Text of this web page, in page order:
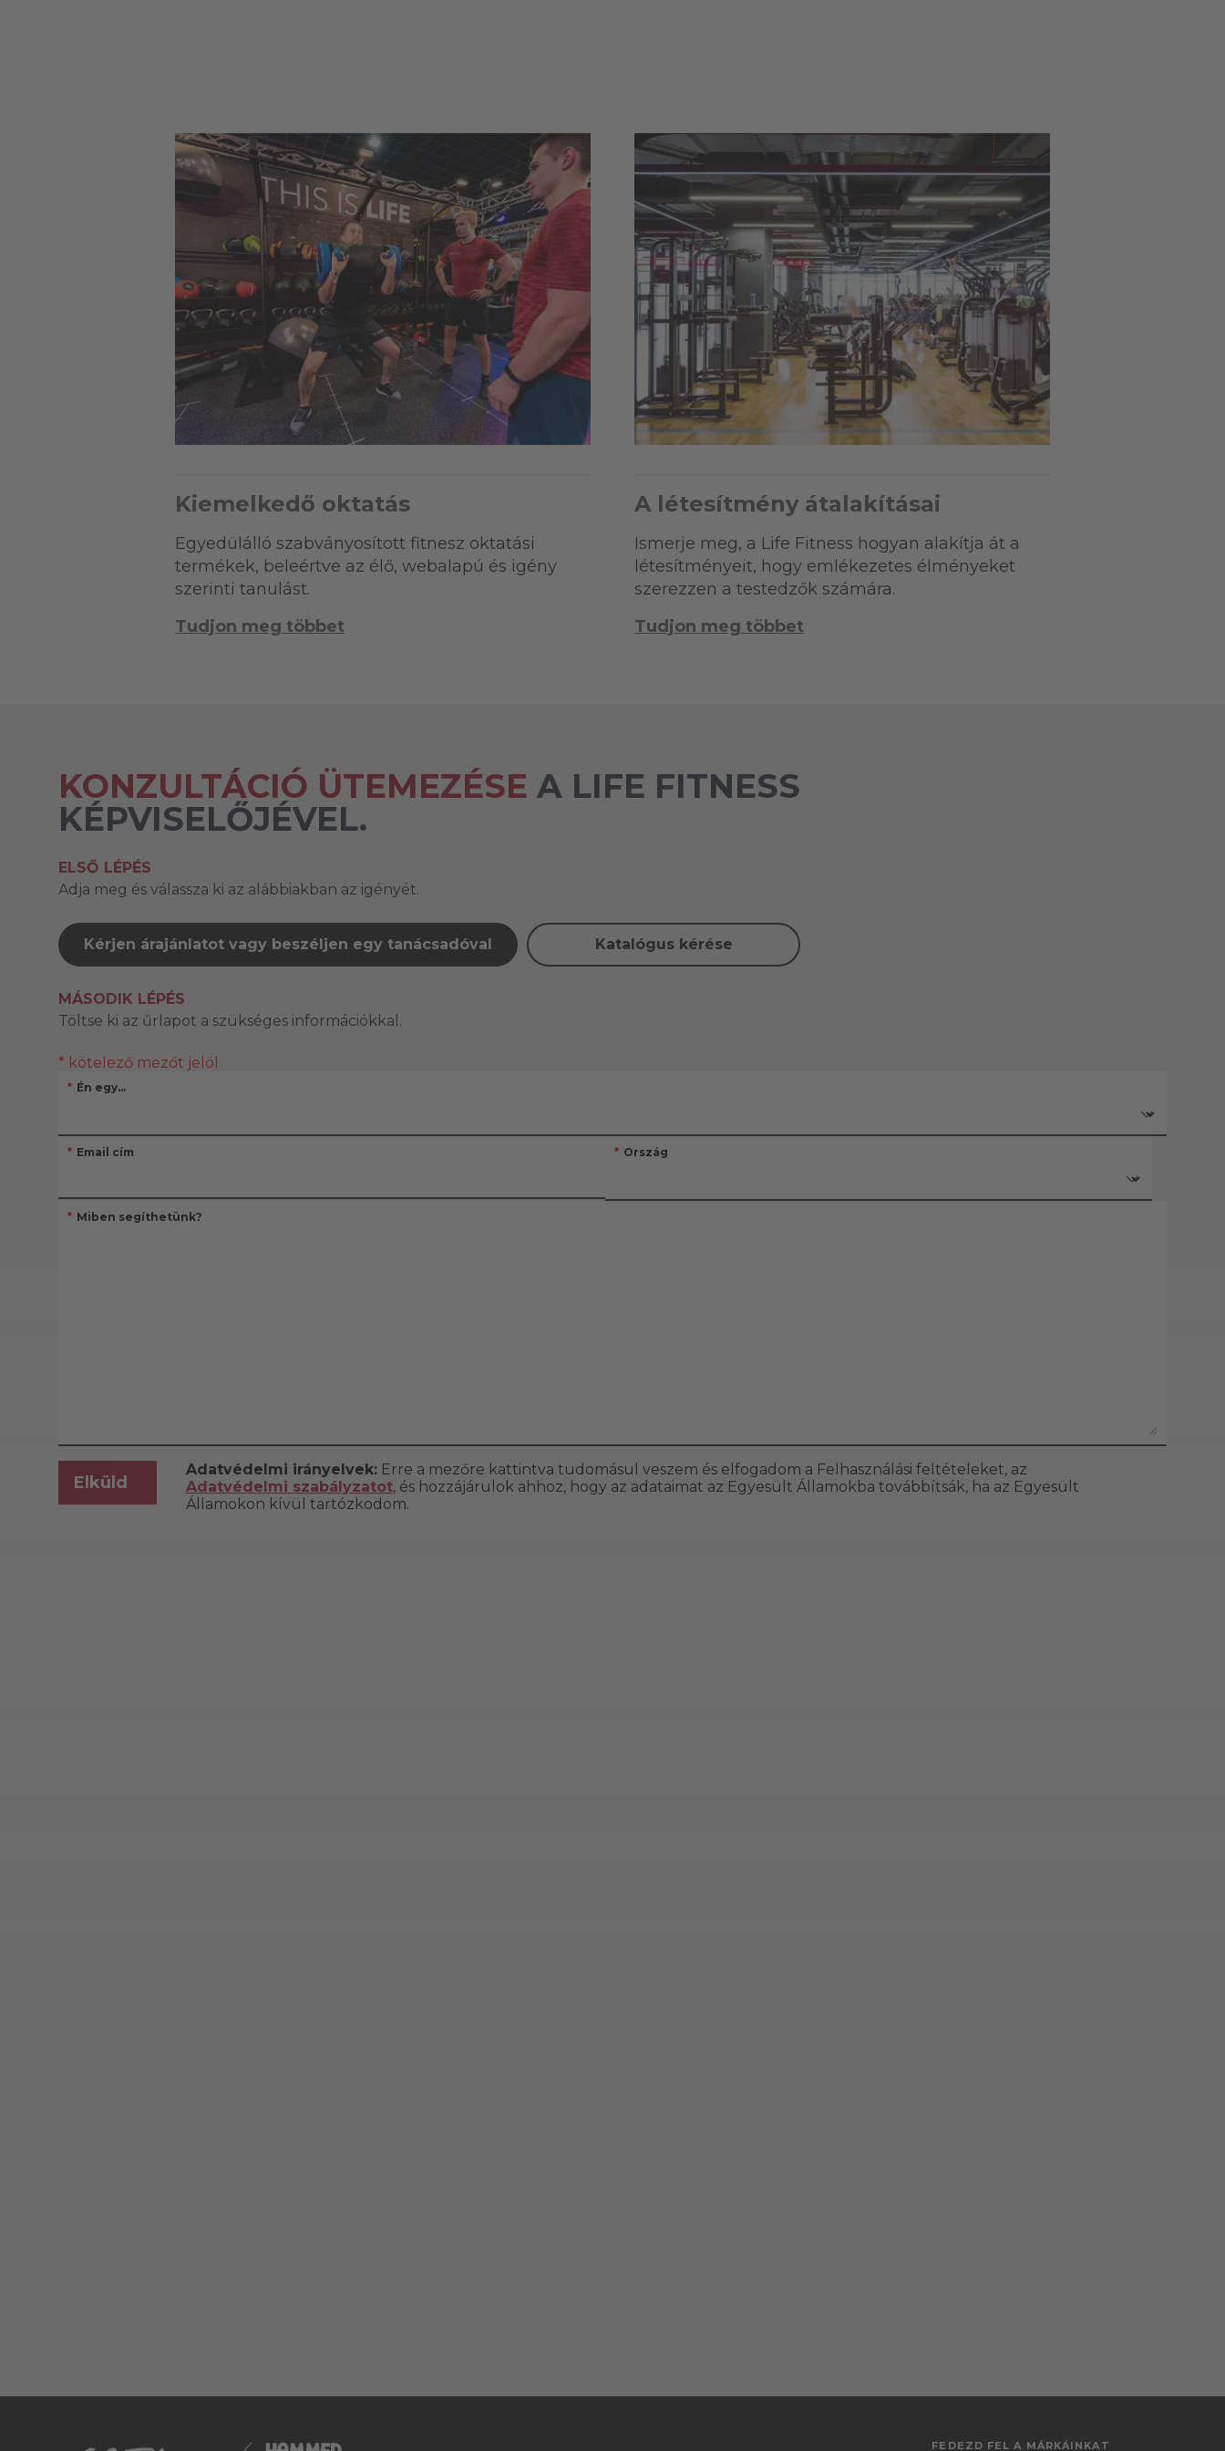
Kiemelkedő oktatás
Egyedülálló szabványosított fitnesz oktatási
termékek, beleértve az élő, webalapú és igény
szerinti tanulást.
Tudjon meg többet
A létesítmény átalakításai
Ismerje meg, a Life Fitness hogyan alakítja át a
létesítményeit, hogy emlékezetes élményeket
szerezzen a testedzők számára.
Tudjon meg többet
KONZULTÁCIÓ ÜTEMEZÉSE A LIFE FITNESS
KÉPVISELŐJÉVEL.
ELSŐ LÉPÉS
Adja meg és válassza ki az alábbiakban az igényét.
Kérjen árajánlatot vagy beszéljen egy tanácsadóval Katalógus kérése
MÁSODIK LÉPÉS
Töltse ki az űrlapot a szükséges információkkal.
FEDEZD FEL A MÁRKÁINKAT